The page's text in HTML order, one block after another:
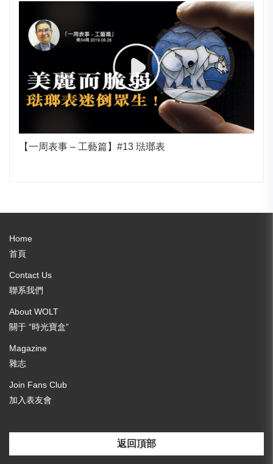
【一周表事 – 工藝篇】#13 琺瑯表
Home
首頁
Contact Us
聯系我們
About WOLT
關于 “時光寶盒”
Magazine
雜志
Join Fans Club
加入表友會
返回頂部